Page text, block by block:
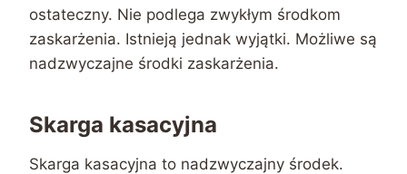
ostateczny. Nie podlega zwykłym środkom
zaskarżenia. Istnieją jednak wyjątki. Możliwe są
nadzwyczajne środki zaskarżenia.
Skarga kasacyjna
Skarga kasacyjna to nadzwyczajny środek.